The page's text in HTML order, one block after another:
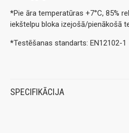
*Pie āra temperatūras +7°C, 85%
iekštelpu bloka izejošā/pienākošā
*Testēšanas standarts: EN12102-1
SPECIFIKĀCIJA